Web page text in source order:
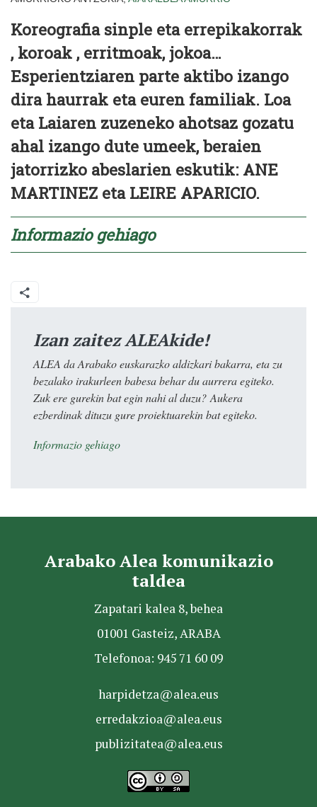
Koreografia sinple eta errepikakorrak
, koroak , erritmoak, jokoa…
Esperientziaren parte aktibo izango
dira haurrak eta euren familiak. Loa
eta Laiaren zuzeneko ahotsaz gozatu
ahal izango dute umeek, beraien
jatorrizko abeslarien eskutik: ANE
MARTINEZ eta LEIRE APARICIO.
Informazio gehiago
Izan zaitez ALEAkide!
ALEA da Arabako euskarazko aldizkari bakarra, eta zu
bezalako irakurleen babesa behar du aurrera egiteko.
Zuk ere gurekin bat egin nahi al duzu? Aukera
ezberdinak dituzu gure proiektuarekin bat egiteko.
Informazio gehiago
Arabako Alea komunikazio
taldea
Zapatari kalea 8, behea
01001 Gasteiz, ARABA
Telefonoa: 945 71 60 09
harpidetza@alea.eus
erredakzioa@alea.eus
publizitatea@alea.eus